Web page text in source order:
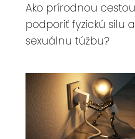
Ako prírodnou cestou
podporiť fyzickú silu a
sexuálnu túžbu?